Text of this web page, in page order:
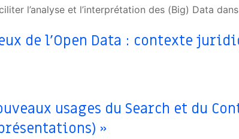
l’analyse et l’interprétation des (Big) Data
de l’Open Data : contexte
usages du Search et du
»